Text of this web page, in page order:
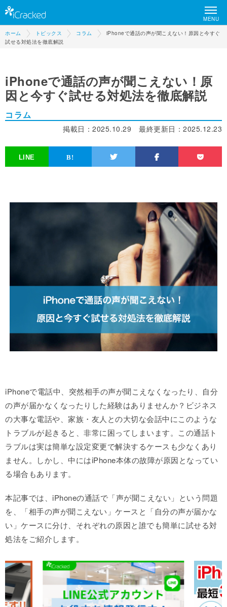
MENU
ホーム トピックス コラム
iPhoneで通話の声が聞こえない！原因と今すぐ
試せる対処法を徹底解説
iPhoneで通話の声が聞こえない！原
因と今すぐ試せる対処法を徹底解説
コラム
最終更新日： 2025.12.23
掲載日： 2025.10.29
iPhoneで電話中、突然相手の声が聞こえなくなったり、自分
の声が届かなくなったりした経験はありませんか？ビジネス
の大事な電話や、家族・友人との大切な会話中にこのような
トラブルが起きると、非常に困ってしまいます。この通話ト
ラブルは実は簡単な設定変更で解決するケースも少なくあり
ません。しかし、中にはiPhone本体の故障が原因となってい
る場合もあります。
本記事では、iPhoneの通話で「声が聞こえない」という問題
を、「相手の声が聞こえない」ケースと「自分の声が届かな
い」ケースに分け、それぞれの原因と誰でも簡単に試せる対
処法をご紹介します。